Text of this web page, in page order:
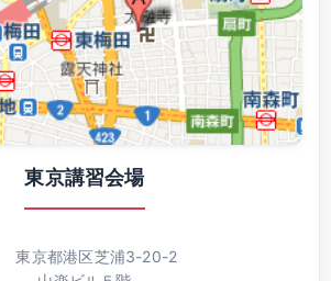
東京講習会場
東京都港区芝浦3-20-2